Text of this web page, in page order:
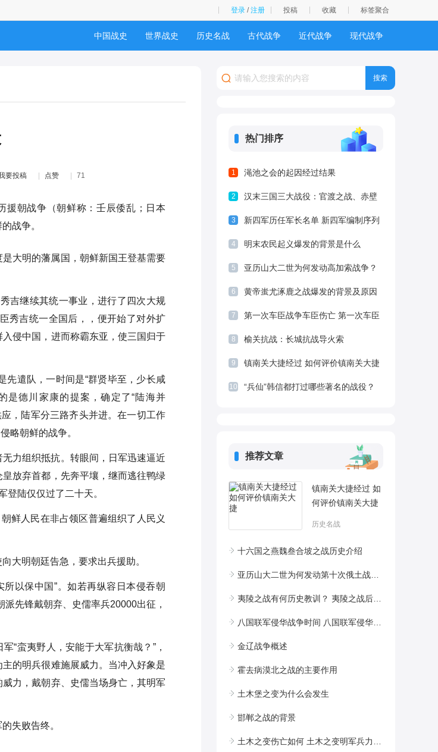
登录 /注册 投稿 收藏 标签聚合
中国战史 世界战史 历史名战 古代战争 近代战争 现代战争
要投稿 点赞 71
朝战争（朝鲜称：壬辰倭乱；日本
战争。
大明的藩属国，朝鲜新国王登基需要
吉继续其统一事业，进行了四次大规
秀吉统一全国后，，便开始了对外扩
侵中国，进而称霸东亚，使三国归于
先遣队，一时间是“群贤毕至，少长咸
是德川家康的提案，确定了“陆海并
应，陆军分三路齐头并进。在一切工作
略朝鲜的战争。
力组织抵抗。转眼间，日军迅速逼近
放弃首都，先奔平壤，继而逃往鸭绿
登陆仅仅过了二十天。
鲜人民在非占领区普遍组织了人民义
大明朝廷告急，要求出兵援助。
以保中国”。如若再纵容日本侵吞朝
先锋戴朝弃、史儒率兵20000出征，
“蛮夷野人，安能于大军抗衡哉？”，
的明兵很难施展威力。当冲入好象是
力，戴朝弃、史儒当场身亡，其明军
失败告终。
热门排序
1 渑池之会的起因经过结果
2
汉末三国三大战役：官渡之战、赤壁
之战、夷陵之战
3
新四军历任军长名单 新四军编制序列
盘点
4 明末农民起义爆发的背景是什么
5 亚历山大二世为何发动高加索战争？
6
黄帝蚩尤涿鹿之战爆发的背景及原因
介绍
7
第一次车臣战争车臣伤亡 第一次车臣
战争俄罗斯死了多少人
8 榆关抗战：长城抗战导火索
9 镇南关大捷经过 如何评价镇南关大捷
10 “兵仙”韩信都打过哪些著名的战役？
推荐文章
镇南关大捷经过 如
何评价镇南关大捷
历史名战
十六国之燕魏叁合坡之战历史介绍
亚历山大二世为何发动第十次俄土战争？
夷陵之战有何历史教训？ 夷陵之战后蜀吴为何和好？
八国联军侵华战争时间 八国联军侵华战争原因
金辽战争概述
霍去病漠北之战的主要作用
土木堡之变为什么会发生
邯郸之战的背景
土木之变伤亡如何 土木之变明军兵力部署介绍